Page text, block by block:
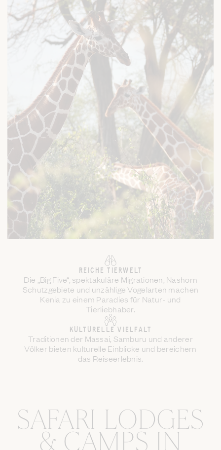
REICHE TIERWELT
Die „Big Five“, spektakuläre Migrationen, Nashorn
Schutzgebiete und unzählige Vogelarten machen
Kenia zu einem Paradies für Natur- und
Tierliebhaber.
KULTURELLE VIELFALT
Traditionen der Massai, Samburu und anderer
Völker bieten kulturelle Einblicke und bereichern
das Reiseerlebnis.
SAFARI LODGES